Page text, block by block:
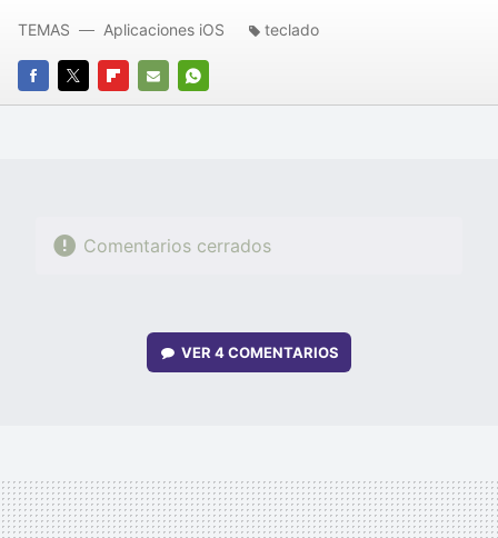
FACEBOOK
TWITTERFLIPBOARD
E-
WHATSAPP
TEMAS Aplicaciones iOS teclado
Comentarios cerrados
VER 4 COMENTARIOS